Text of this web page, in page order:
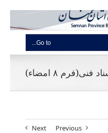
Go to...
۸ امضاء)
Previous
Next